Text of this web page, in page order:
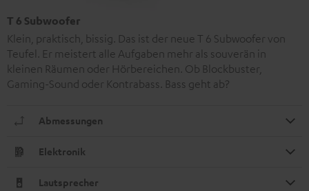
T 6 Subwoofer
Klein, praktisch, bissig. Das ist der neue T 6 Subwoofer von
Teufel. Er meistert alle Aufgaben mehr als souverän in
kleinen Räumen oder Hörbereichen. Ob Blockbuster,
Gaming-Sound oder Kontrabass. Bass geht ab?
Abmessungen
Elektronik
Lautsprecher